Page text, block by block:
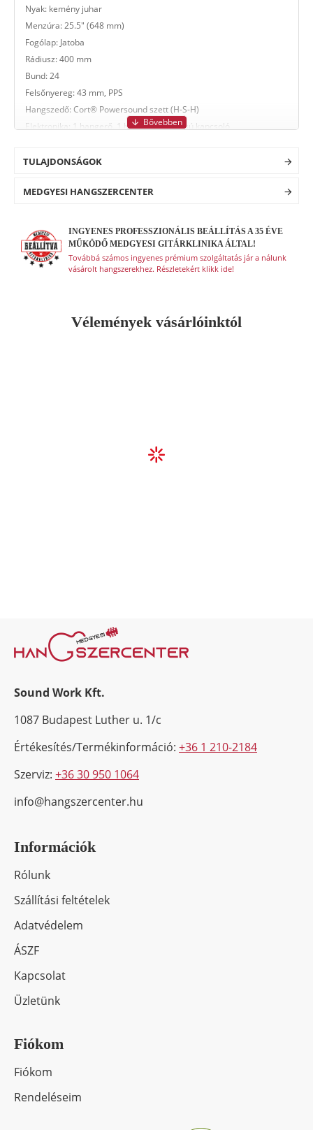
INGYENES PROFESSZIONÁLIS BEÁLLÍTÁS A 35 ÉVE
MŰKÖDŐ MEDGYESI GITÁRKLINIKA ÁLTAL!
Továbbá számos ingyenes prémium szolgáltatás jár a nálunk
vásárolt hangszerekhez. Részletekért klikk ide!
Nyak: kemény juhar
Menzúra: 25.5" (648 mm)
Fogólap: Jatoba
Rádiusz: 400 mm
Bund: 24
Felsőnyereg: 43 mm, PPS
Hangszedő: Cort® Powersound szett (H-S-H)
Elektronika: 1 hangerő, 1 hangszín, 5-állású kapcsoló
Kulcs: zárt
Hardver szín: króm
Szín: piros (CRD - Candy Red)
TULAJDONSÁGOK
MEDGYESI HANGSZERCENTER
Vélemények vásárlóinktól
Sound Work Kft.
1087 Budapest Luther u. 1/c
Értékesítés/Termékinformáció: +36 1 210-2184
Szerviz: +36 30 950 1064
info@hangszercenter.hu
Információk
Rólunk
Szállítási feltételek
Adatvédelem
ÁSZF
Kapcsolat
Üzletünk
Fiókom
Fiókom
Rendeléseim